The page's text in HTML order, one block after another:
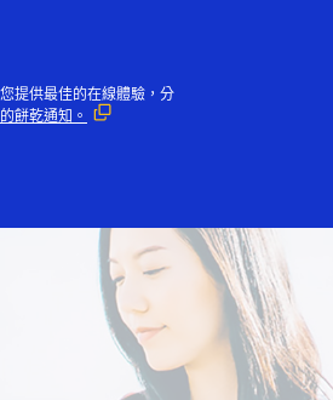
社會大眾
提供最佳的在線體驗，分
餅乾通知。